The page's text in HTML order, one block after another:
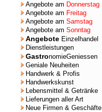
Angebote am Donnerstag
Angebote am Freitag
Angebote am Samstag
Angebote am Sonntag
Angebote Einzelhandel
Dienstleistungen
GastronomieGeniessen
Geniale Neuheiten
Handwerk & Profis
Handwerkskunst
Lebensmittel & Getränke
Lieferungen aller Art
Neue Firmen & Geschäfte